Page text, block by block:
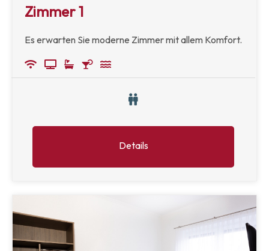
Zimmer 1
Es erwarten Sie moderne Zimmer mit allem Komfort.
Details